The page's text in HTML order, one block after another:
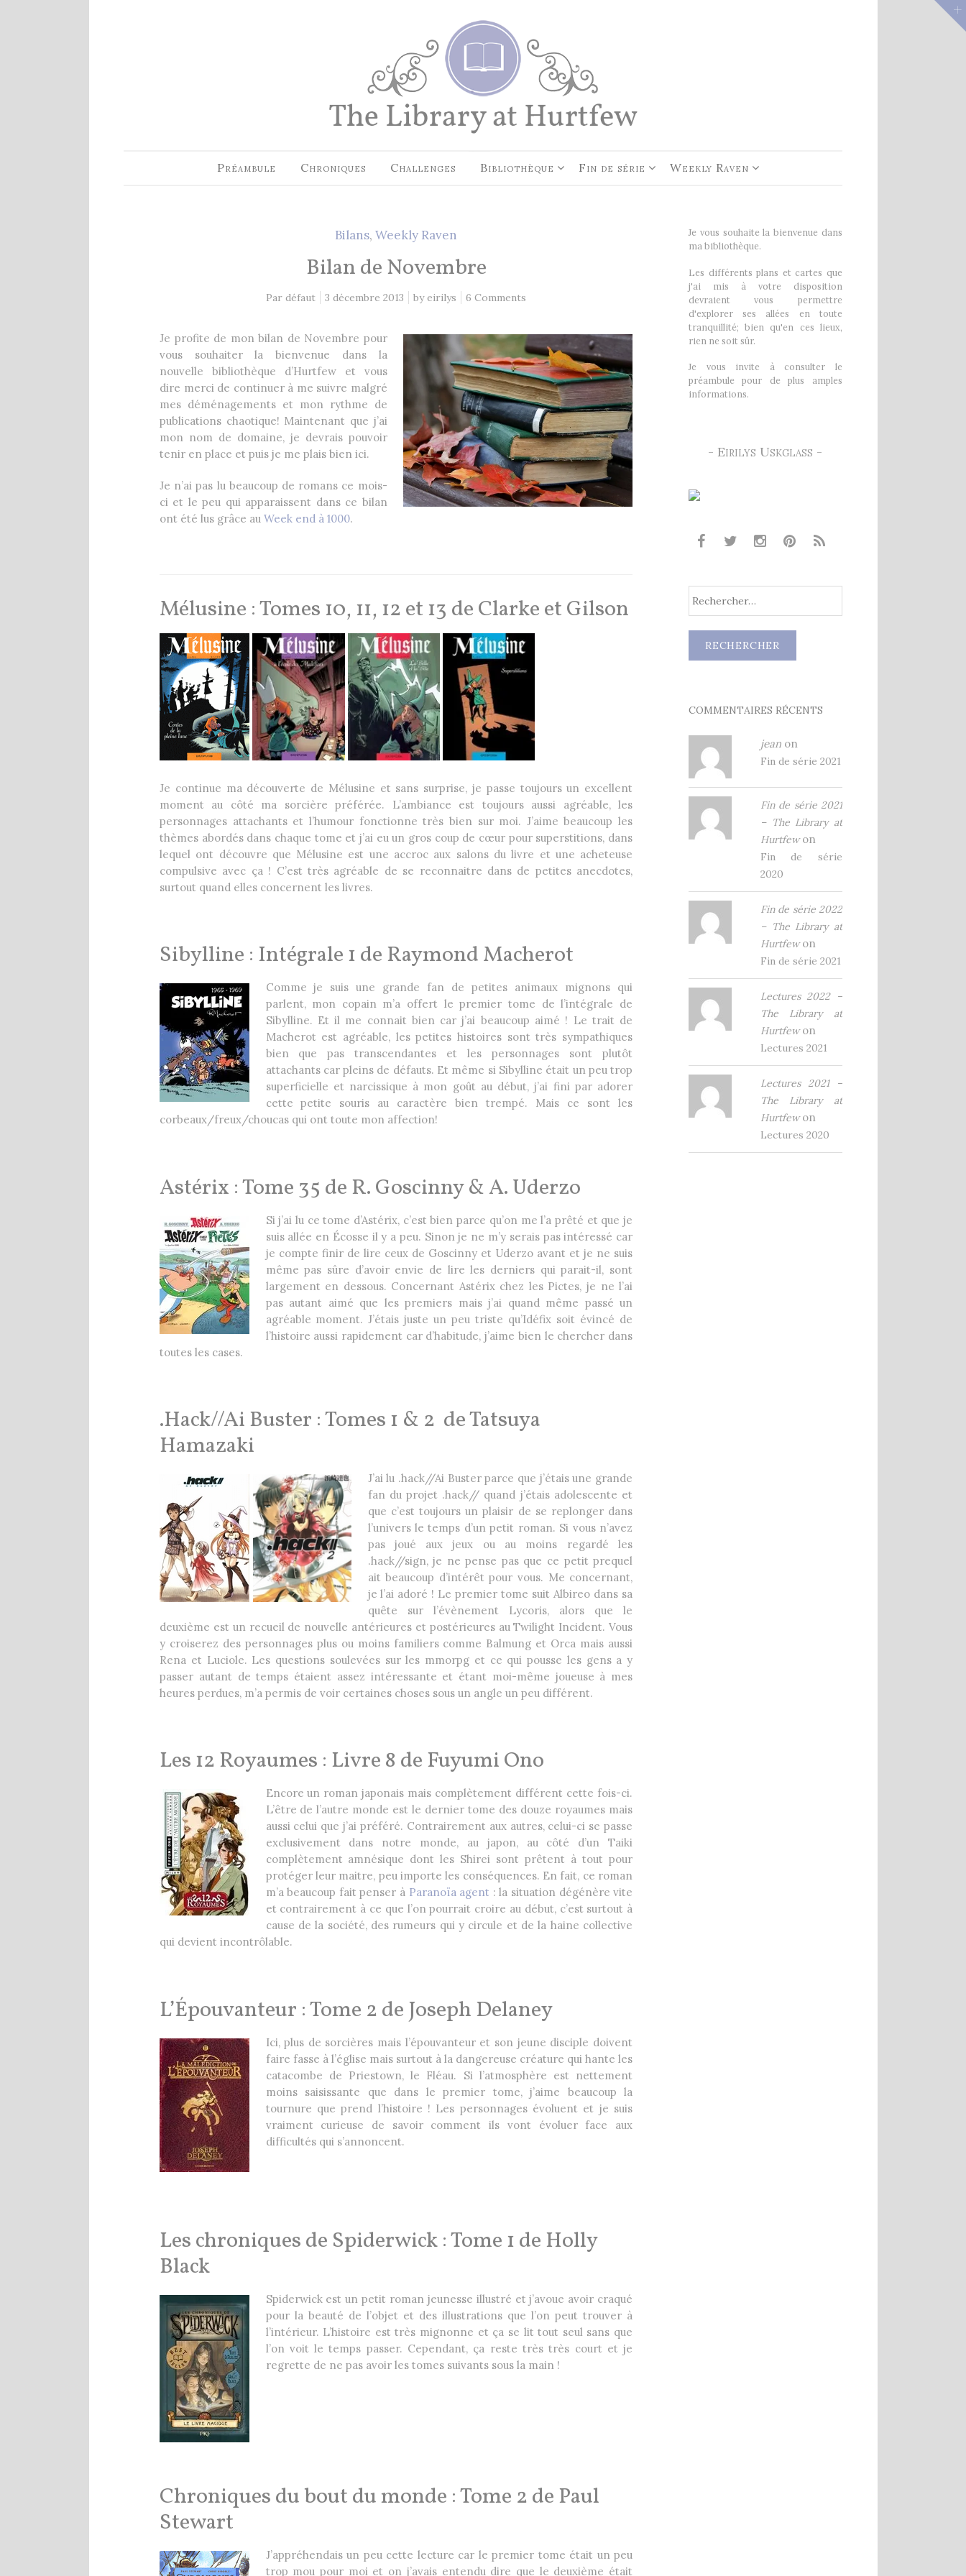
EN CE MOMENT, JE LIS…
Les Cités des Anciens, Intégrale 1
byRobin Hobb
Fantasy Art: Peindre Un Univers De
The Art of Heikala: Works and
RECHERCHE
Préambule Chroniques Challenges Bibliothèque Fin de série Weekly Raven
Bilans,Weekly Raven
Bilan de Novembre
Par défaut 3 décembre 2013 byeirilys 6 Comments
Je profite de mon bilan de Novembre pour
vous souhaiter la bienvenue dans la
nouvelle bibliothèque d’Hurtfew et vous
dire merci de continuer à me suivre malgré
mes déménagements et mon rythme de
publications chaotique! Maintenant que j’ai
mon nom de domaine, je devrais pouvoir
tenir en place et puis je me plais bien ici.
Je n’ai pas lu beaucoup de romans ce mois-
ci et le peu qui apparaissent dans ce bilan
ont été lus grâce au Week end à 1000.
Mélusine : Tomes 10, 11, 12 et 13 de Clarke et Gilson
Je continue ma découverte de Mélusine et sans surprise, je passe toujours un excellent
moment au côté ma sorcière préférée. L’ambiance est toujours aussi agréable, les
personnages attachants et l’humour fonctionne très bien sur moi. J’aime beaucoup les
thèmes abordés dans chaque tome et j’ai eu un gros coup de cœur pour superstitions, dans
lequel ont découvre que Mélusine est une accroc aux salons du livre et une acheteuse
compulsive avec ça ! C’est très agréable de se reconnaitre dans de petites anecdotes,
surtout quand elles concernent les livres.
Sibylline : Intégrale 1 de Raymond Macherot
Comme je suis une grande fan de petites animaux mignons qui
parlent, mon copain m’a offert le premier tome de l’intégrale de
Sibylline. Et il me connait bien car j’ai beaucoup aimé ! Le trait de
Macherot est agréable, les petites histoires sont très sympathiques
bien que pas transcendantes et les personnages sont plutôt
attachants car pleins de défauts. Et même si Sibylline était un peu trop
superficielle et narcissique à mon goût au début, j’ai fini par adorer
cette petite souris au caractère bien trempé. Mais ce sont les
corbeaux/freux/choucas qui ont toute mon affection!
Astérix : Tome 35 de R. Goscinny & A. Uderzo
Si j’ai lu ce tome d’Astérix, c’est bien parce qu’on me l’a prêté et que je
suis allée en Écosse il y a peu. Sinon je ne m’y serais pas intéressé car
je compte finir de lire ceux de Goscinny et Uderzo avant et je ne suis
même pas sûre d’avoir envie de lire les derniers qui parait-il, sont
largement en dessous. Concernant Astérix chez les Pictes, je ne l’ai
pas autant aimé que les premiers mais j’ai quand même passé un
agréable moment. J’étais juste un peu triste qu’Idéfix soit évincé de
l’histoire aussi rapidement car d’habitude, j’aime bien le chercher dans
toutes les cases.
.Hack//Ai Buster : Tomes 1 & 2 de Tatsuya
Hamazaki
J’ai lu .hack//Ai Buster parce que j’étais une grande
fan du projet .hack// quand j’étais adolescente et
que c’est toujours un plaisir de se replonger dans
l’univers le temps d’un petit roman. Si vous n’avez
pas joué aux jeux ou au moins regardé les
.hack//sign, je ne pense pas que ce petit prequel
ait beaucoup d’intérêt pour vous. Me concernant,
je l’ai adoré ! Le premier tome suit Albireo dans sa
quête sur l’évènement Lycoris, alors que le
deuxième est un recueil de nouvelle antérieures et postérieures au Twilight Incident. Vous
y croiserez des personnages plus ou moins familiers comme Balmung et Orca mais aussi
Rena et Luciole. Les questions soulevées sur les mmorpg et ce qui pousse les gens a y
passer autant de temps étaient assez intéressante et étant moi-même joueuse à mes
heures perdues, m’a permis de voir certaines choses sous un angle un peu différent.
Les 12 Royaumes : Livre 8 de Fuyumi Ono
Encore un roman japonais mais complètement différent cette fois-ci.
L’être de l’autre monde est le dernier tome des douze royaumes mais
aussi celui que j’ai préféré. Contrairement aux autres, celui-ci se passe
exclusivement dans notre monde, au japon, au côté d’un Taiki
complètement amnésique dont les Shirei sont prêtent à tout pour
protéger leur maitre, peu importe les conséquences. En fait, ce roman
m’a beaucoup fait penser à Paranoïa agent : la situation dégénère vite
et contrairement à ce que l’on pourrait croire au début, c’est surtout à
cause de la société, des rumeurs qui y circule et de la haine collective
qui devient incontrôlable.
L’Épouvanteur : Tome 2 de Joseph Delaney
Ici, plus de sorcières mais l’épouvanteur et son jeune disciple doivent
faire fasse à l’église mais surtout à la dangereuse créature qui hante les
catacombe de Priestown, le Fléau. Si l’atmosphère est nettement
moins saisissante que dans le premier tome, j’aime beaucoup la
tournure que prend l’histoire ! Les personnages évoluent et je suis
vraiment curieuse de savoir comment ils vont évoluer face aux
difficultés qui s’annoncent.
Les chroniques de Spiderwick : Tome 1 de Holly
Black
Spiderwick est un petit roman jeunesse illustré et j’avoue avoir craqué
pour la beauté de l’objet et des illustrations que l’on peut trouver à
l’intérieur. L’histoire est très mignonne et ça se lit tout seul sans que
l’on voit le temps passer. Cependant, ça reste très très court et je
regrette de ne pas avoir les tomes suivants sous la main !
Chroniques du bout du monde : Tome 2 de Paul
Stewart
J’appréhendais un peu cette lecture car le premier tome était un peu
trop mou pour moi et on j’avais entendu dire que le deuxième était
Je vous souhaite la bienvenue dans
ma bibliothèque.
Les différents plans et cartes que
j'ai mis à votre disposition
devraient vous permettre
d'explorer ses allées en toute
tranquillité; bien qu'en ces lieux,
rien ne soit sûr.
Je vous invite à consulter le
préambule pour de plus amples
informations.
- Eirilys Uskglass -
COMMENTAIRES RÉCENTS
jeanon
Fin de série 2021
Fin de série 2021
– The Library at
Hurtfewon
Fin de série
2020
Fin de série 2022
– The Library at
Hurtfewon
Fin de série 2021
Lectures 2022 –
The Library at
Hurtfewon
Lectures 2021
Lectures 2021 –
The Library at
Hurtfewon
Lectures 2020